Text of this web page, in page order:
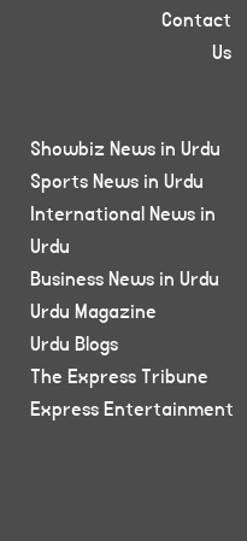
Contact
Us
Showbiz News in Urdu
Sports News in Urdu
International News in
Urdu
Business News in Urdu
Urdu Magazine
Urdu Blogs
The Express Tribune
Express Entertainment